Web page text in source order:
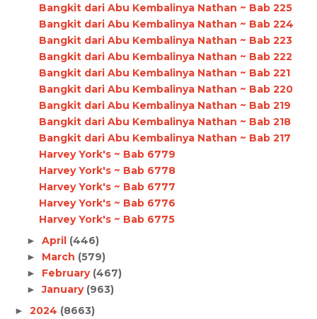
Bangkit dari Abu Kembalinya Nathan ~ Bab 225
Bangkit dari Abu Kembalinya Nathan ~ Bab 224
Bangkit dari Abu Kembalinya Nathan ~ Bab 223
Bangkit dari Abu Kembalinya Nathan ~ Bab 222
Bangkit dari Abu Kembalinya Nathan ~ Bab 221
Bangkit dari Abu Kembalinya Nathan ~ Bab 220
Bangkit dari Abu Kembalinya Nathan ~ Bab 219
Bangkit dari Abu Kembalinya Nathan ~ Bab 218
Bangkit dari Abu Kembalinya Nathan ~ Bab 217
Harvey York's ~ Bab 6779
Harvey York's ~ Bab 6778
Harvey York's ~ Bab 6777
Harvey York's ~ Bab 6776
Harvey York's ~ Bab 6775
► April (446)
► March (579)
► February (467)
►January (963)
► 2024 (8663)